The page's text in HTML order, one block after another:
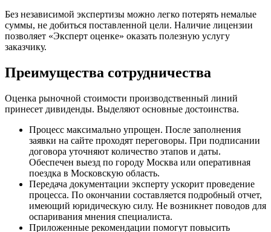
Без независимой экспертизы можно легко потерять немалые
суммы, не добиться поставленной цели. Наличие лицензии
позволяет «Эксперт оценке» оказать полезную услугу
заказчику.
Преимущества сотрудничества
Оценка рыночной стоимости производственный линий
принесет дивиденды. Выделяют основные достоинства.
Процесс максимально упрощен. После заполнения
заявки на сайте проходят переговоры. При подписании
договора уточняют количество этапов и даты.
Обеспечен выезд по городу Москва или оперативная
поездка в Московскую область.
Передача документации эксперту ускорит проведение
процесса. По окончании составляется подробный отчет,
имеющий юридическую силу. Не возникнет поводов для
оспаривания мнения специалиста.
Приложенные рекомендации помогут повысить